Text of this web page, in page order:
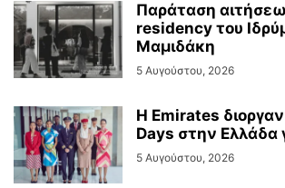
Παράταση
residency του
Μαμιδάκη
5 Αυγούστου, 2026
Η Emirates
Days στην Ελλάδα
5 Αυγούστου, 2026